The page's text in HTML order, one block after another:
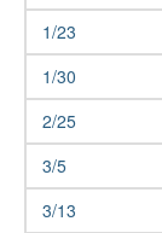
1/23
1/30
2/25
3/5
3/13